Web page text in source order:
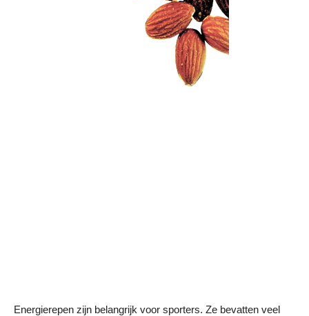
Energierepen zijn belangrijk voor sporters. Ze bevatten veel